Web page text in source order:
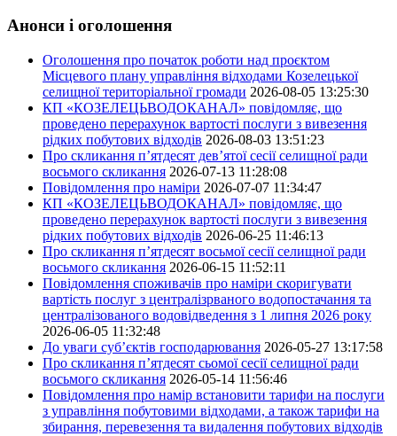
Анонси і оголошення
Оголошення про початок роботи над проєктом
Місцевого плану управління відходами Козелецької
селищної територіальної громади 2026-08-05 13:25:30
КП «КОЗЕЛЕЦЬВОДОКАНАЛ» повідомляє, що
проведено перерахунок вартості послуги з вивезення
рідких побутових відходів 2026-08-03 13:51:23
Про скликання п’ятдесят дев’ятої сесії селищної ради
восьмого скликання 2026-07-13 11:28:08
Повідомлення про наміри 2026-07-07 11:34:47
КП «КОЗЕЛЕЦЬВОДОКАНАЛ» повідомляє, що
проведено перерахунок вартості послуги з вивезення
рідких побутових відходів 2026-06-25 11:46:13
Про скликання п’ятдесят восьмої сесії селищної ради
восьмого скликання 2026-06-15 11:52:11
Повідомлення споживачів про наміри скоригувати
вартість послуг з централізрваного водопостачання та
централізованого водовідведення з 1 липня 2026 року
2026-06-05 11:32:48
До уваги суб’єктів господарювання 2026-05-27 13:17:58
Про скликання п’ятдесят сьомої сесії селищної ради
восьмого скликання 2026-05-14 11:56:46
Повідомлення про намір встановити тарифи на послуги
з управління побутовими відходами, а також тарифи на
збирання, перевезення та видалення побутових відходів